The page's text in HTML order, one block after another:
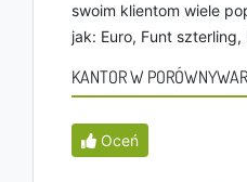
swoim klientom wiele
jak: Euro, Funt
KANTOR W
Oceń